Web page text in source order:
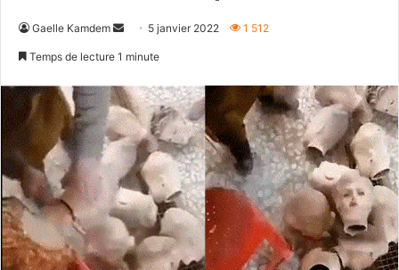
Gaelle Kamdem
Envoyer5 janvier 2022 1 512
Temps de lecture 1 minute